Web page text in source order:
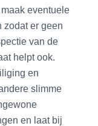
eventuele
zodat er geen
van de
helpt ook.
en
slimme
en laat bij